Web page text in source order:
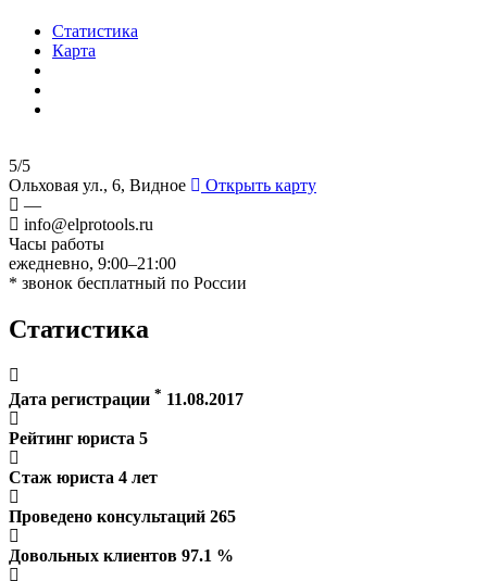
Статистика
Карта
5/5
Ольховая ул., 6, Видное
Открыть карту
—
info@elprotools.ru
Часы работы
ежедневно, 9:00–21:00
* звонок бесплатный по России
Статистика
Дата регистрации * 11.08.2017
Рейтинг юриста 5
Стаж юриста 4 лет
Проведено консультаций 265
Довольных клиентов 97.1 %